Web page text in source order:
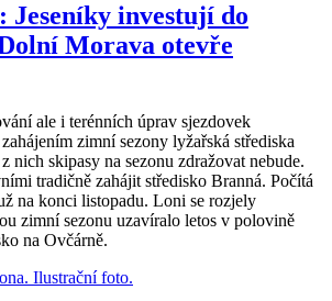
Jeseníky investují do
Morava otevře
ale i terénních úprav sjezdovek
zimní sezony lyžařská střediska
nich skipasy na sezonu zdražovat nebude.
tradičně zahájit středisko Branná. Počítá
na konci listopadu. Loni se rozjely
zimní sezonu uzavíralo letos v polovině
na Ovčárně.